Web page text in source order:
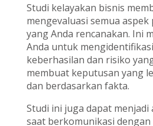
Studi kelayakan bisnis
mengevaluasi semua
yang Anda rencanakan. Ini
Anda untuk
keberhasilan dan risiko
membuat keputusan yang
dan berdasarkan fakta.
Studi ini juga dapat
saat berkomunikasi